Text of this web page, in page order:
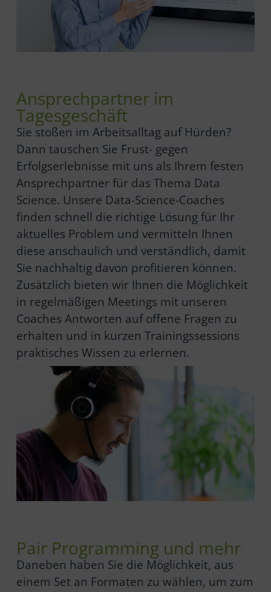
Ansprechpartner im
Tagesgeschäft
Sie stoßen im Arbeitsalltag auf Hürden?
Dann tauschen Sie Frust- gegen
Erfolgserlebnisse mit uns als Ihrem festen
Ansprechpartner für das Thema Data
Science. Unsere Data-Science-Coaches
finden schnell die richtige Lösung für Ihr
aktuelles Problem und vermitteln Ihnen
diese anschaulich und verständlich, damit
Sie nachhaltig davon profitieren können.
Zusätzlich bieten wir Ihnen die Möglichkeit
in regelmäßigen Meetings mit unseren
Coaches Antworten auf offene Fragen zu
erhalten und in kurzen Trainingssessions
praktisches Wissen zu erlernen.
Pair Programming und mehr
Daneben haben Sie die Möglichkeit, aus
einem Set an Formaten zu wählen, um zum